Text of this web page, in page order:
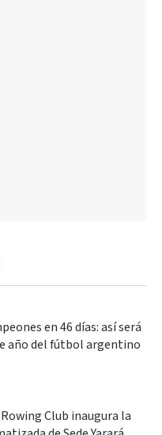
en 46 días: así será
año del fútbol argentino
Club inaugura la